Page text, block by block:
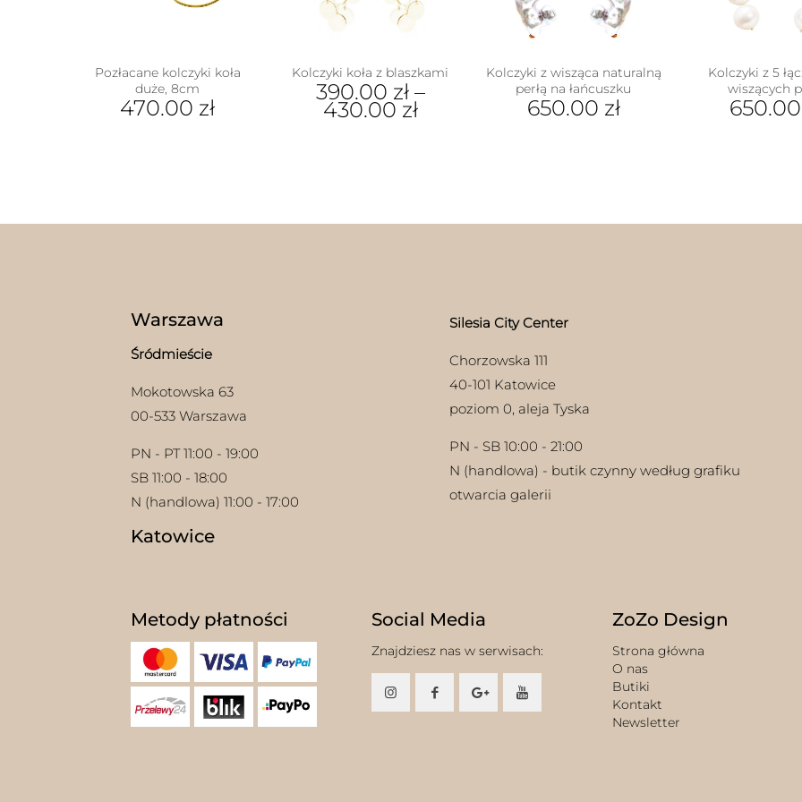
Pozłacane kolczyki koła
duże, 8cm
470.00 zł
Kolczyki koła z blaszkami
390.00 zł–
430.00 zł
Opcje
Kolczyki z wisząca naturalną
perłą na łańcuszku
650.00 zł
Kolczyki z 5
wiszących
650.00
Warszawa
Śródmieście
Mokotowska 63
00-533 Warszawa
PN - PT 11:00 - 19:00
SB 11:00 - 18:00
N (handlowa) 11:00 - 17:00
Katowice
Silesia City Center
Chorzowska 111
40-101 Katowice
poziom 0, aleja Tyska
PN - SB 10:00 - 21:00
N (handlowa) - butik czynny według grafiku
otwarcia galerii
Metody płatności Social Media
Znajdziesz nas w serwisach:
ZoZo Design
Strona główna
O nas
Butiki
Kontakt
Newsletter